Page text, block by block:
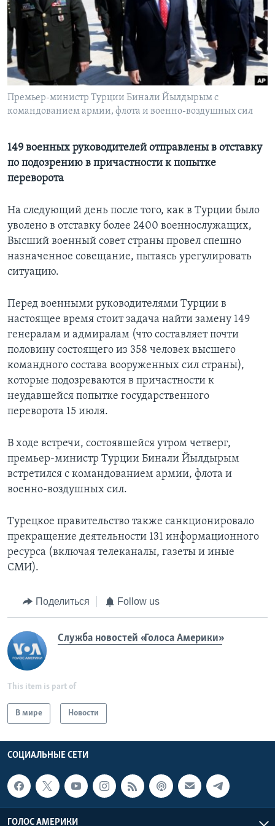
Learning English
СОЦИАЛЬНЫЕ СЕТИ
Языки
Премьер-министр Турции Бинали Йылдырым с
командованием армии, флота и военно-воздушных сил
149 военных руководителей отправлены в отставку
по подозрению в причастности к попытке
переворота
На следующий день после того, как в Турции было
уволено в отставку более 2400 военнослужащих,
Высший военный совет страны провел спешно
назначенное совещание, пытаясь урегулировать
ситуацию.
Перед военными руководителями Турции в
настоящее время стоит задача найти замену 149
генералам и адмиралам (что составляет почти
половину состоящего из 358 человек высшего
командного состава вооруженных сил страны),
которые подозреваются в причастности к
неудавшейся попытке государственного
переворота 15 июля.
В ходе встречи, состоявшейся утром четверг,
премьер-министр Турции Бинали Йылдырым
встретился с командованием армии, флота и
военно-воздушных сил.
Турецкое правительство также санкционировало
прекращение деятельности 131 информационного
ресурса (включая телеканалы, газеты и иные
СМИ).
Поделиться Follow us
Служба новостей «Голоса Америки»
This item is part of
В мире Новости
СОЦИАЛЬНЫЕ СЕТИ
ГОЛОС АМЕРИКИ